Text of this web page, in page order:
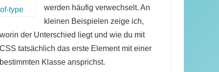
werden häufig verwechselt. An
kleinen Beispielen zeige ich,
worin der Unterschied liegt und wie du mit
CSS tatsächlich das erste Element mit einer
bestimmten Klasse ansprichst.